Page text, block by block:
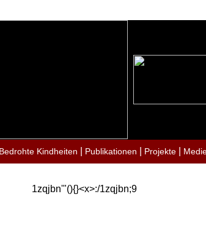
Bedrohte Kindheiten Publikationen Projekte
1zqjbn'"(){}<x>:/1zqjbn;9